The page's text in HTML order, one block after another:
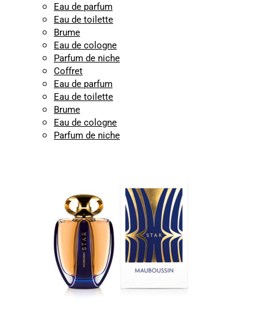
Eau de parfum
Eau de toilette
Brume
Eau de cologne
Parfum de niche
Coffret
Eau de parfum
Eau de toilette
Brume
Eau de cologne
Parfum de niche